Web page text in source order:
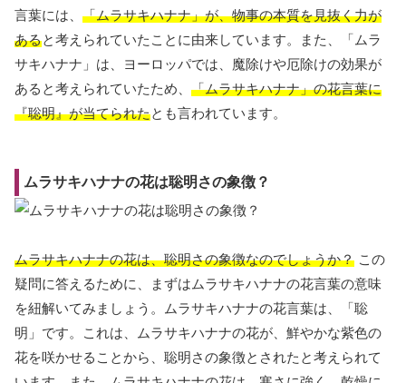
言葉には、 「ムラサキハナナ」が、物事の本質を見抜く力が
あると考えられていたことに由来しています。また、「ムラ
サキハナナ」は、ヨーロッパでは、魔除けや厄除けの効果が
あると考えられていたため、 「ムラサキハナナ」の花言葉に
『聡明』が当てられたとも言われています。
ムラサキハナナの花は聡明さの象徴？
ムラサキハナナの花は、聡明さの象徴なのでしょうか？ この
疑問に答えるために、まずはムラサキハナナの花言葉の意味
を紐解いてみましょう。ムラサキハナナの花言葉は、「聡
明」です。これは、ムラサキハナナの花が、鮮やかな紫色の
花を咲かせることから、聡明さの象徴とされたと考えられて